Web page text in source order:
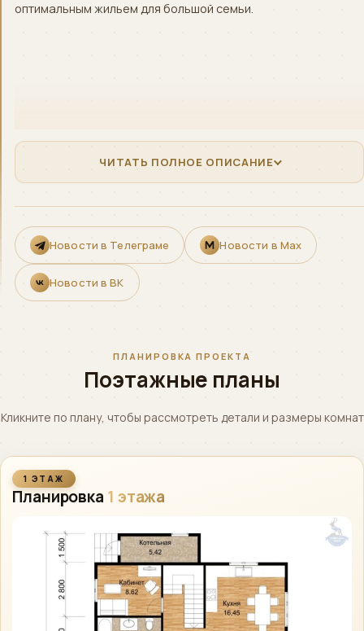
оптимальным жильем для большой семьи.
ЧИТАТЬ ПОЛНОЕ ОПИСАНИЕ
Новости в Телеграме Новости в Max
Новости в ВК
ПЛАНИРОВКА ПРОЕКТА
Поэтажные планы
Кликните по плану, чтобы рассмотреть детали и размеры комнат
1 ЭТАЖ
Планировка 1 этажа